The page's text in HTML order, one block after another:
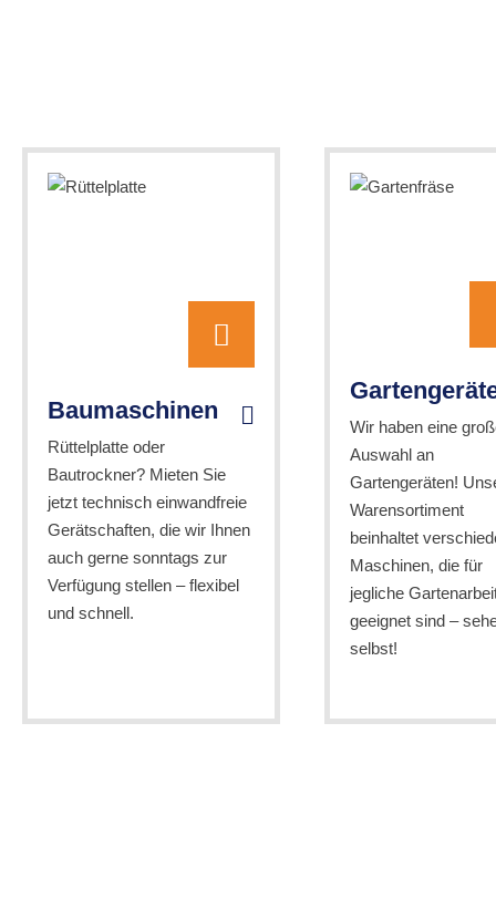
Baumaschinen
Rüttelplatte oder
Bautrockner? Mieten Sie
jetzt technisch einwandfreie
Gerätschaften, die wir Ihnen
auch gerne sonntags zur
Verfügung stellen – flexibel
und schnell.
Wir haben eine
Auswahl an
Gartengeräten!
Warensortiment
beinhaltet
Maschinen, die für
jegliche
geeignet sind –
selbst!